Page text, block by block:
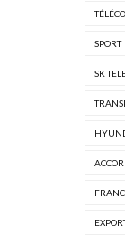
SPORT
SK